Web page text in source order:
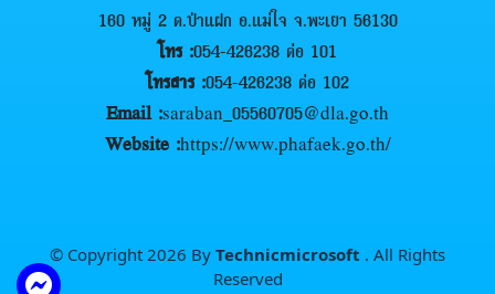
160 หมู่ 2 ต.ป่าแฝก อ.แม่ใจ จ.พะเยา 56130
โทร :054-426238 ต่อ 101
โทรสาร :054-426238 ต่อ 102
Email :saraban_05560705@dla.go.th
Website :https://www.phafaek.go.th/
© Copyright 2026 By Technicmicrosoft . All Rights
Reserved